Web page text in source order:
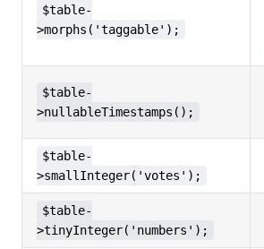
$table-
>morphs('taggable');
$table-
>nullableTimestamps();
$table-
>smallInteger('votes');
$table-
>tinyInteger('numbers');